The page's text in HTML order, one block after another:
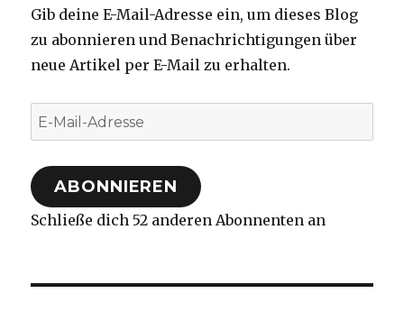
Gib deine E-Mail-Adresse ein, um dieses Blog
zu abonnieren und Benachrichtigungen über
neue Artikel per E-Mail zu erhalten.
E-
Mail-
Adresse
ABONNIEREN
Schließe dich 52 anderen Abonnenten an